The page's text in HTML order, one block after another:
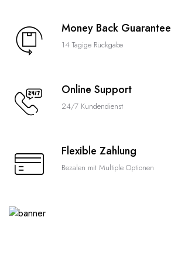
Money Back Guarantee
14 Tagige Rückgabe
Online Support
24/7 Kundendienst
Flexible Zahlung
Bezalen mit Multiple Optionen